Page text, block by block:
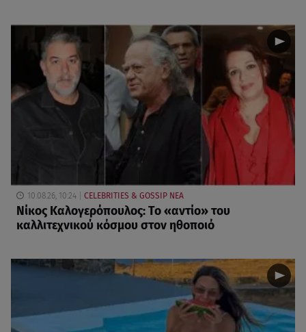
10.08.26, 10:24 CELEBRITIES & GOSSIP ΝΕΑ
Νίκος Καλογερόπουλος: Το «αντίο» του
καλλιτεχνικού κόσμου στον ηθοποιό